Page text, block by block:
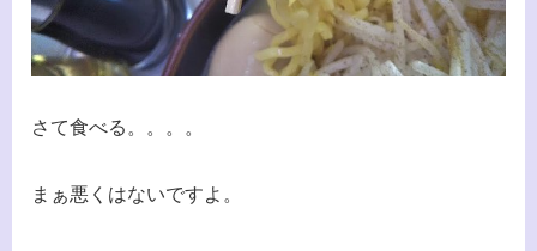
さて食べる。。。。
まぁ悪くはないですよ。